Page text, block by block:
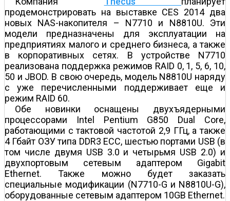
продемонстрировать на выставке CES 2014 два
новых NAS-накопителя – N7710 и N8810U. Эти
модели предназначены для эксплуатации на
предприятиях малого и среднего бизнеса, а также
в корпоративных сетях. В устройстве N7710
реализована поддержка режимов RAID 0, 1, 5, 6, 10,
50 и JBOD. В свою очередь, модель N8810U наряду
с уже перечисленными поддерживает еще и
режим RAID 60.
Обе новинки оснащены двухъядерными
процессорами Intel Pentium G850 Dual Core,
работающими с тактовой частотой 2,9 ГГц, а также
4 Гбайт ОЗУ типа DDR3 ECC, шестью портами USB (в
том числе двумя USB 3.0 и четырьмя USB 2.0) и
двухпортовым сетевым адаптером Gigabit
Ethernet. Также можно будет заказать
специальные модификации (N7710-G и N8810U-G),
оборудованные сетевым адаптером 10GB Ethernet.